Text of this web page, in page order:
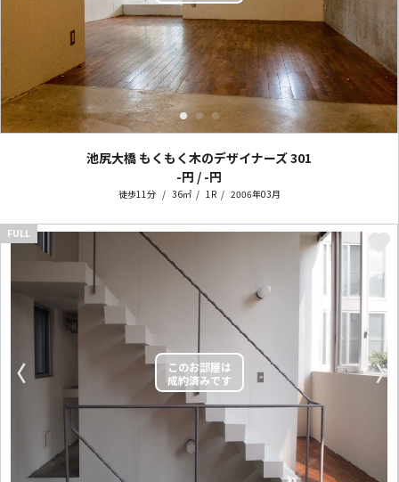
池尻大橋 もくもく木のデザイナーズ301
-円 / -円
徒歩11分 36㎡ 1R 2006年03月
〈 〉
FULL